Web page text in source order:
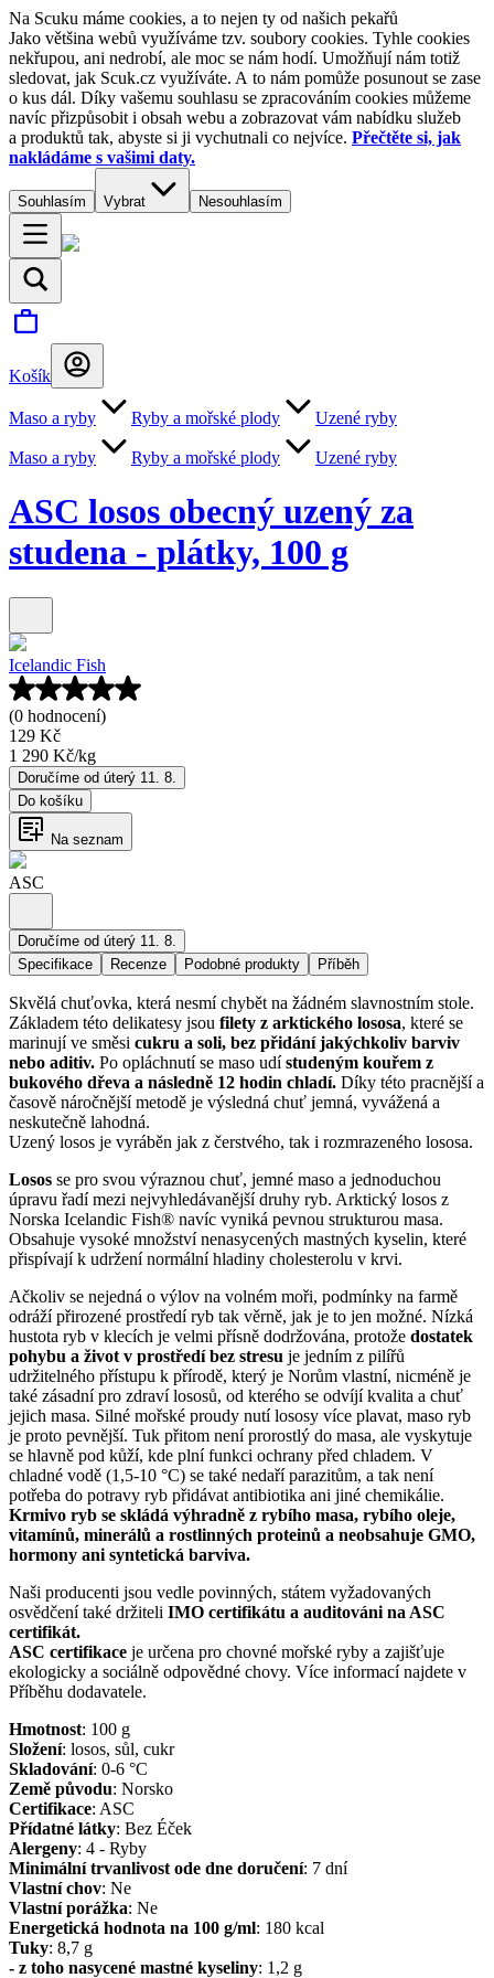
Na Scuku máme cookies, a to nejen ty od našich pekařů
Jako většina webů využíváme tzv. soubory cookies. Tyhle cookies
nekřupou, ani nedrobí, ale moc se nám hodí. Umožňují nám totiž
sledovat, jak Scuk.cz využíváte. A to nám pomůže posunout se zase
o kus dál. Díky vašemu souhlasu se zpracováním cookies můžeme
navíc přizpůsobit i obsah webu a zobrazovat vám nabídku služeb
a produktů tak, abyste si ji vychutnali co nejvíce. Přečtěte si, jak
nakládáme s vašimi daty.
Souhlasím Vybrat Nesouhlasím
Košík
Maso a ryby Ryby a mořské plody Uzené ryby
Maso a ryby Ryby a mořské plody Uzené ryby
ASC losos obecný uzený za
studena - plátky, 100 g
Icelandic Fish
(0 hodnocení)
129 Kč
1 290 Kč/kg
Doručíme od úterý 11. 8.
Do košíku
Na seznam
ASC
Doručíme od úterý 11. 8.
Specifikace
Recenze Podobné produkty Příběh
Skvělá chuťovka, která nesmí chybět na žádném slavnostním stole.
Základem této delikatesy jsou filety z arktického lososa, které se
marinují ve směsi cukru a soli, bez přidání jakýchkoliv barviv
nebo aditiv. Po opláchnutí se maso udístudeným kouřem z
bukového dřeva a následně 12 hodin chladí. Díky této pracnější a
časově náročnější metodě je výsledná chuť jemná, vyvážená a
neskutečně lahodná.
Uzený losos je vyráběn jak z čerstvého, tak i rozmrazeného lososa.
Losos se pro svou výraznou chuť, jemné maso a jednoduchou
úpravu řadí mezi nejvyhledávanější druhy ryb. Arktický losos z
Norska Icelandic Fish® navíc vyniká pevnou strukturou masa.
Obsahuje vysoké množství nenasycených mastných kyselin, které
přispívají k udržení normální hladiny cholesterolu v krvi.
Ačkoliv se nejedná o výlov na volném moři, podmínky na farmě
odráží přirozené prostředí ryb tak věrně, jak je to jen možné. Nízká
hustota ryb v klecích je velmi přísně dodržována, protože dostatek
pohybu a život v prostředí bez stresu je jedním z pilířů
udržitelného přístupu k přírodě, který je Norům vlastní, nicméně je
také zásadní pro zdraví lososů, od kterého se odvíjí kvalita a chuť
jejich masa. Silné mořské proudy nutí lososy více plavat, maso ryb
je proto pevnější. Tuk přitom není prorostlý do masa, ale vyskytuje
se hlavně pod kůží, kde plní funkci ochrany před chladem. V
chladné vodě (1,5-10 °C) se také nedaří parazitům, a tak není
potřeba do potravy ryb přidávat antibiotika ani jiné chemikálie.
Krmivo ryb se skládá výhradně z rybího masa, rybího oleje,
vitamínů, minerálů a rostlinných proteinů a neobsahuje GMO,
hormony ani syntetická barviva.
Naši producenti jsou vedle povinných, státem vyžadovaných
osvědčení také držiteli IMO certifikátu a auditováni na ASC
certifikát.
ASC certifikace je určena pro chovné mořské ryby a zajišťuje
ekologicky a sociálně odpovědné chovy. Více informací najdete v
Příběhu dodavatele.
Hmotnost: 100 g
Složení: losos, sůl, cukr
Skladování: 0-6 °C
Země původu: Norsko
Certifikace: ASC
Přídatné látky: Bez Éček
Alergeny: 4 - Ryby
Minimální trvanlivost ode dne doručení: 7 dní
Vlastní chov: Ne
Vlastní porážka: Ne
Energetická hodnota na 100 g/ml: 180 kcal
Tuky: 8,7 g
- z toho nasycené mastné kyseliny: 1,2 g